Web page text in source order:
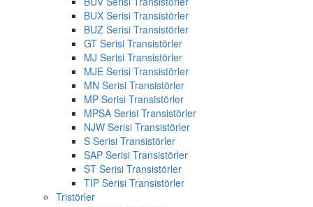
BUX Serisi Transistörler
BUZ Serisi Transistörler
GT Serisi Transistörler
MJ Serisi Transistörler
MJE Serisi Transistörler
MN Serisi Transistörler
MP Serisi Transistörler
MPSA Serisi Transistörler
NJW Serisi Transistörler
S Serisi Transistörler
SAP Serisi Transistörler
ST Serisi Transistörler
TIP Serisi Transistörler
Tristörler